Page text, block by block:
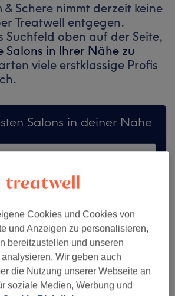
& Schere nimmt derzeit keine
Treatwell entgegen.
Suchfeld oben auf der Seite,
in Ihrer Nähe zu
viele erstklassige Profis
Salons in deiner Nähe
Auf Treatwell finden
Cookies und Cookies von
und Anzeigen zu personalisieren,
bereitzustellen und unseren
Wir geben auch
die Nutzung unserer Webseite an
soziale Medien, Werbung und